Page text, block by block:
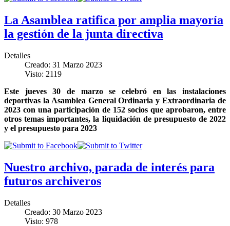
La Asamblea ratifica por amplia mayoría
la gestión de la junta directiva
Detalles
Creado: 31 Marzo 2023
Visto: 2119
Este jueves 30 de marzo se celebró en las instalaciones
deportivas la Asamblea General Ordinaria y Extraordinaria de
2023 con una participación de 152 socios que aprobaron, entre
otros temas importantes, la liquidación de presupuesto de 2022
y el presupuesto para 2023
Nuestro archivo, parada de interés para
futuros archiveros
Detalles
Creado: 30 Marzo 2023
Visto: 978